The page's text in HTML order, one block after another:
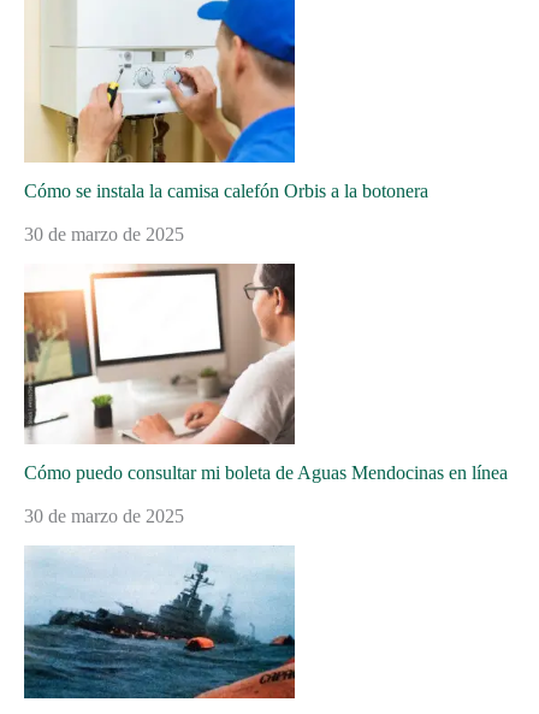
Cómo se instala la camisa calefón Orbis a la botonera
30 de marzo de 2025
Cómo puedo consultar mi boleta de Aguas Mendocinas en línea
30 de marzo de 2025